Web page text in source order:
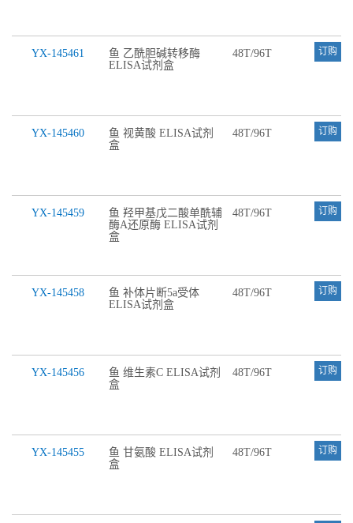
YX-145461
鱼 乙酰胆碱转移酶
ELISA试剂盒
48T/96T 订购
YX-145460
鱼 视黄酸 ELISA试剂
盒
48T/96T 订购
YX-145459
鱼 羟甲基戊二酸单酰辅
酶A还原酶 ELISA试剂
盒
48T/96T 订购
YX-145458
鱼 补体片断5a受体
ELISA试剂盒
48T/96T 订购
YX-145456
鱼 维生素C ELISA试剂
盒
48T/96T 订购
YX-145455
鱼 甘氨酸 ELISA试剂
盒
48T/96T 订购